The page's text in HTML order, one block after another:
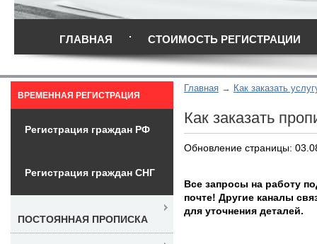
ГЛАВНАЯ СТОИМОСТЬ РЕГИСТРАЦИИ
Главная Как заказать
Как заказать
Обновление страницы:
Все запросы на работу
почте! Другие каналы
для уточнения деталей.
ВРЕМЕННАЯ РЕГИСТРАЦИЯ
Регистрация граждан РФ
Регистрация граждан СНГ
ПОСТОЯННАЯ ПРОПИСКА